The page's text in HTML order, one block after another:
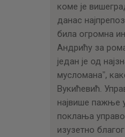
коме је
данас
била огромна
Андрићу за
један је од
мусломанаˮ,
Вукићевић.
највише пажње
поклања
изузетно